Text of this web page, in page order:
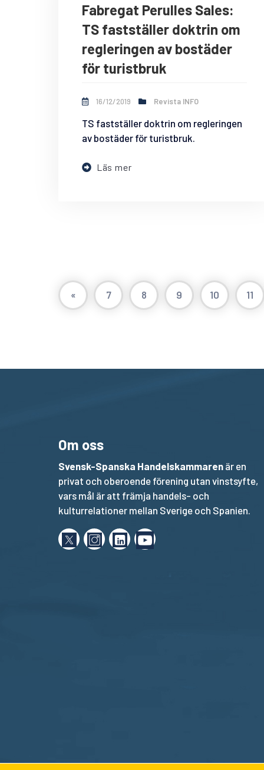
Fabregat Perulles Sales:
TS fastställer doktrin om
regleringen av bostäder
för turistbruk
16/12/2019 Revista INFO
TS fastställer doktrin om regleringen
av bostäder för turistbruk.
Läs mer
« 7 8 9 10 11
Om oss
Svensk-Spanska Handelskammaren är en
privat och oberoende förening utan vinstsyfte,
vars mål är att främja handels- och
kulturrelationer mellan Sverige och Spanien.